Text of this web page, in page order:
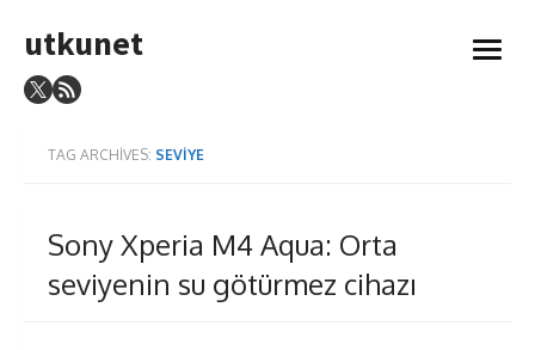
to
utkunet
open
TAG ARCHIVES: SEVIYE
Sony Xperia M4 Aqua: Orta
seviyenin su götürmez cihazı